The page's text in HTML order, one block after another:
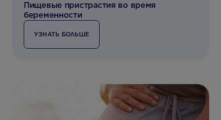
Пищевые пристрастия во время
беременности
УЗНАТЬ БОЛЬШЕ